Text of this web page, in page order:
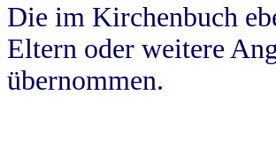
Die im Kirchenbuch
Eltern oder weitere
übernommen.